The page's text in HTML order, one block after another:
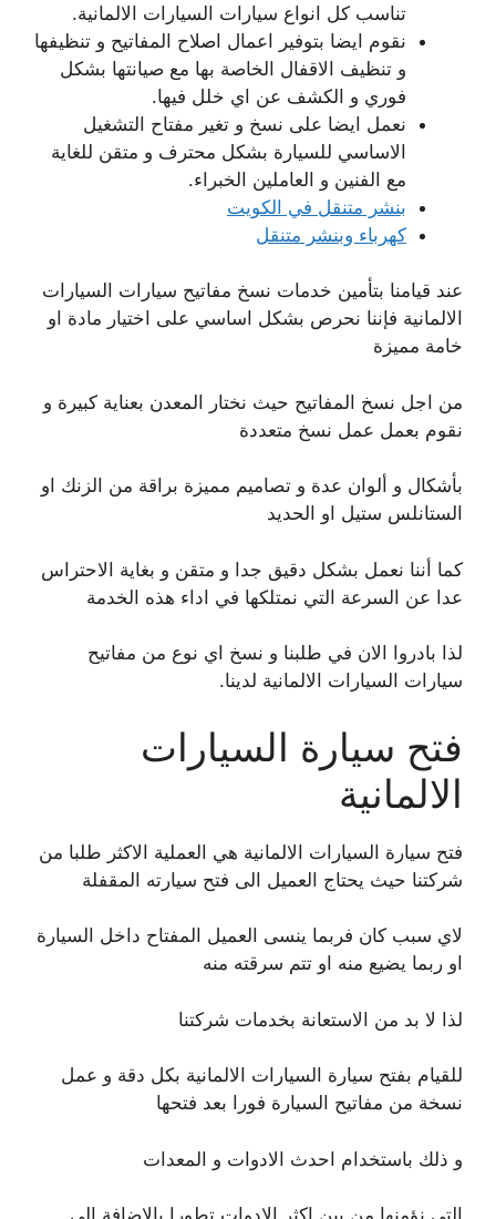
تناسب كل انواع سيارات السيارات الالمانية.
نقوم ايضا بتوفير اعمال اصلاح المفاتيح و تنظيفها
و تنظيف الاقفال الخاصة بها مع صيانتها بشكل
فوري و الكشف عن اي خلل فيها.
نعمل ايضا على نسخ و تغير مفتاح التشغيل
الاساسي للسيارة بشكل محترف و متقن للغاية
مع الفنين و العاملين الخبراء.
بنشر متنقل في الكويت
كهرباء وبنشر متنقل
عند قيامنا بتأمين خدمات نسخ مفاتيح سيارات السيارات
الالمانية فإننا نحرص بشكل اساسي على اختيار مادة او
خامة مميزة
من اجل نسخ المفاتيح حيث نختار المعدن بعناية كبيرة و
نقوم بعمل عمل نسخ متعددة
بأشكال و ألوان عدة و تصاميم مميزة براقة من الزنك او
الستانلس ستيل او الحديد
كما أننا نعمل بشكل دقيق جدا و متقن و بغاية الاحتراس
عدا عن السرعة التي نمتلكها في اداء هذه الخدمة
لذا بادروا الان في طلبنا و نسخ اي نوع من مفاتيح
سيارات السيارات الالمانية لدينا.
فتح سيارة السيارات
الالمانية
فتح سيارة السيارات الالمانية هي العملية الاكثر طلبا من
شركتنا حيث يحتاج العميل الى فتح سيارته المقفلة
لاي سبب كان فربما ينسى العميل المفتاح داخل السيارة
او ربما يضيع منه او تتم سرقته منه
لذا لا بد من الاستعانة بخدمات شركتنا
للقيام بفتح سيارة السيارات الالمانية بكل دقة و عمل
نسخة من مفاتيح السيارة فورا بعد فتحها
و ذلك باستخدام احدث الادوات و المعدات